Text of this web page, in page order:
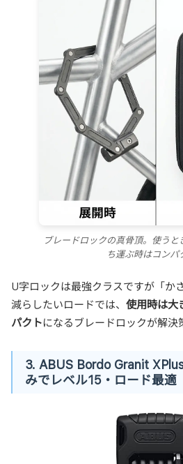
ブレードロックの真骨頂。使うと
ち運ぶ時はコンパ
U字ロックは最強クラスですが「か
減らしたいロードでは、 使用時は大
パクトになるブレードロックが解決
3. ABUS Bordo Granit
みでレベル15・ロード最適